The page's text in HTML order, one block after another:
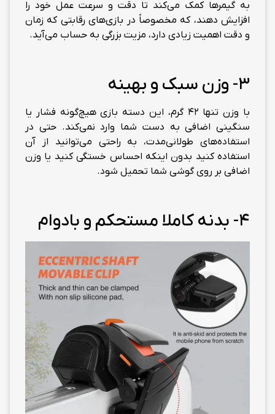
به گیمرها کمک می‌کند تا دقت و سرعت عمل خود را
افزایش دهند، که مخصوصاً در بازی‌های رقابتی که زمان
و دقت اهمیت زیادی دارد، مزیت بزرگی به حساب می‌آید.
3- وزن سبک و بهینه
با وزن تنها 42 گرم، این دسته بازی هیچ‌گونه فشار یا
سنگینی اضافی به دست شما وارد نمی‌کند. حتی در
استفاده‌های طولانی‌مدت، به راحتی می‌توانید از آن
استفاده کنید بدون اینکه احساس خستگی کنید یا وزن
اضافی بر روی گوشی شما تحمیل شود.
4- بدنه کاملا مستحکم و بادوام